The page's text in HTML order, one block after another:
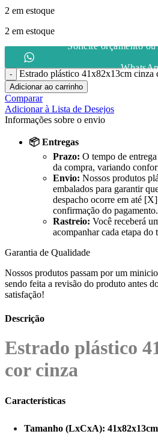
2 em estoque
2 em estoque
Solicite orçamento
Estrado plástico 41x82x13cm cinza
Adicionar ao carrinho
Comparar
Adicionar à Lista de Desejos
Informações sobre o envio
📦 Entregas
Prazo: O tempo de
da compra, variando
Envio: Nossos produtos
embalados para garantir
despacho ocorre em até
confirmação do pagamento.
Rastreio: Você receberá
acompanhar cada etapa do
Garantia de Qualidade
Nossos produtos passam por um
sendo feita a revisão do produto antes
satisfação!
Descrição
Estrado plástico
cor cinza
Características
Tamanho (LxCxA): 41x82x13cm